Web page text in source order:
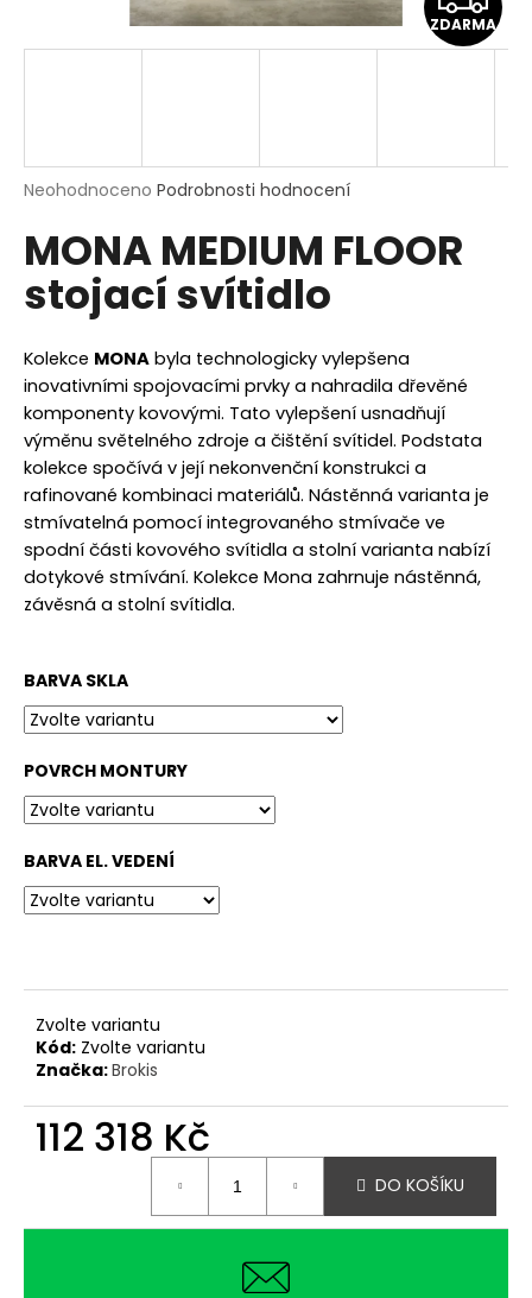
Průměrné
produktu
je
z
hvězdiček.
Neohodnoceno Podrobnosti hodnocení
MONA MEDIUM FLOOR
stojací svítidlo
Kolekce MONA byla technologicky vylepšena
inovativními spojovacími prvky a nahradila dřevěné
komponenty kovovými. Tato vylepšení usnadňují
výměnu světelného zdroje a čištění svítidel. Podstata
kolekce spočívá v její nekonvenční konstrukci a
rafinované kombinaci materiálů. Nástěnná varianta je
stmívatelná pomocí integrovaného stmívače ve
spodní části kovového svítidla a stolní varianta nabízí
dotykové stmívání. Kolekce Mona zahrnuje nástěnná,
závěsná a stolní svítidla.
BARVA SKLA
POVRCH MONTURY
BARVA EL. VEDENÍ
Zvolte variantu
Kód: Zvolte variantu
Značka:Brokis
112 318 Kč
DO KOŠÍKU
D
ZDARMA
j
HLEDAT
D
o
p
o
r
u
č
u
j
e
e